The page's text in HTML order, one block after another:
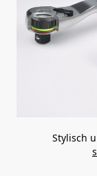
Stylisch